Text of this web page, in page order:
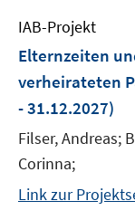
IAB-Projekt
Elternzeiten
verheirateten
- 31.12.2027)
Filser, Andreas;
Corinna;
Link zur